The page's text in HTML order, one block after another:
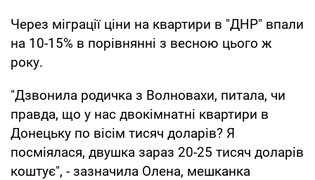
Через міграції ціни на квартири в "ДНР" впали
на 10-15% в порівнянні з весною цього ж
року.
"Дзвонила родичка з Волновахи, питала, чи
правда, що у нас двокімнатні квартири в
Донецьку по вісім тисяч доларів? Я
посміялася, двушка зараз 20-25 тисяч доларів
коштує", - зазначила Олена, мешканка